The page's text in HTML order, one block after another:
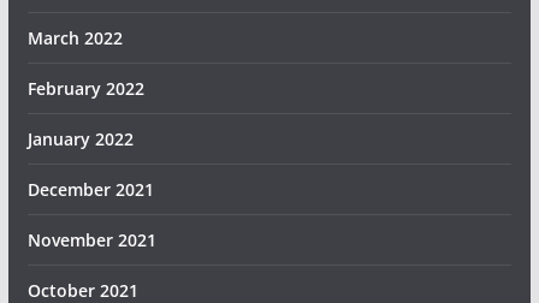
March 2022
February 2022
January 2022
December 2021
November 2021
October 2021